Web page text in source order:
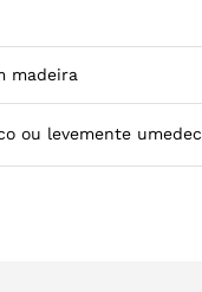
madeira
ou levemente